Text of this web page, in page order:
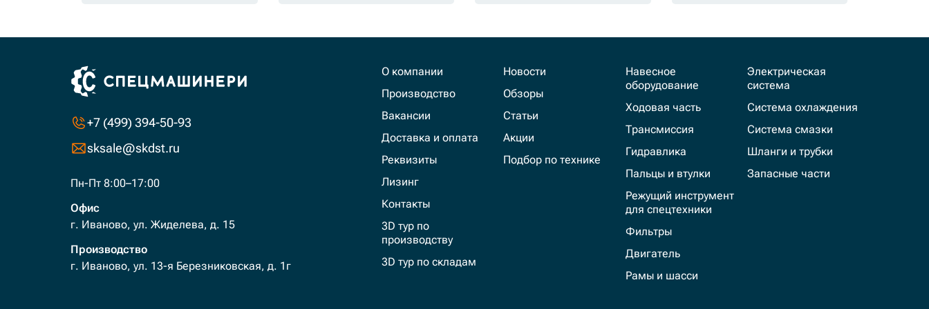
+7 (499) 394-50-93
sksale@skdst.ru
Пн-Пт 8:00–17:00
Офис
г. Иваново, ул. Жиделева, д. 15
Производство
г. Иваново, ул. 13-я Березниковская, д. 1г
О компании
Производство
Вакансии
Доставка и оплата
Реквизиты
Лизинг
Контакты
3D тур по
производству
3D тур по складам
Новости
Обзоры
Статьи
Акции
Подбор по технике
Навесное
оборудование
Ходовая часть
Трансмиссия
Гидравлика
Пальцы и втулки
Режущий инструмент
для спецтехники
Фильтры
Двигатель
Рамы и шасси
Электрическая
система
Система охлаждения
Система смазки
Шланги и трубки
Запасные части